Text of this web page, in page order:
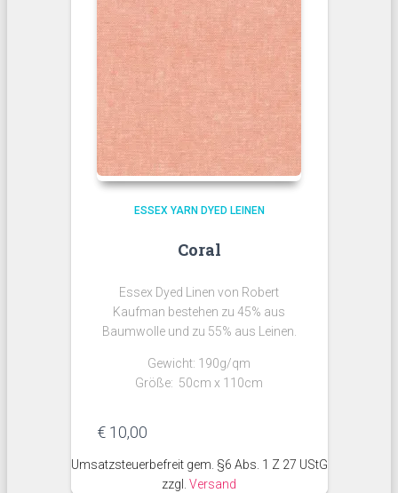
ESSEX YARN DYED LEINEN
Coral
Essex Dyed Linen von Robert
Kaufman bestehen zu 45% aus
Baumwolle und zu 55% aus Leinen.
Gewicht: 190g/qm
Größe: 50cm x 110cm
€ 10,00
Umsatzsteuerbefreit gem. §6 Abs. 1 Z 27 UStG
zzgl. Versand